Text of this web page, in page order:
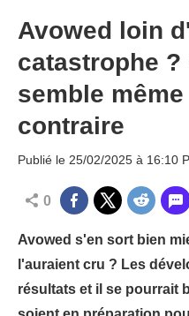
MGG
Avowed loin
catastrophe ?
semble
contraire
Publié le 25/02/2025 à 16:10
0
Avowed s'en sort bien
l'auraient cru ? Les
résultats et il se pourrait